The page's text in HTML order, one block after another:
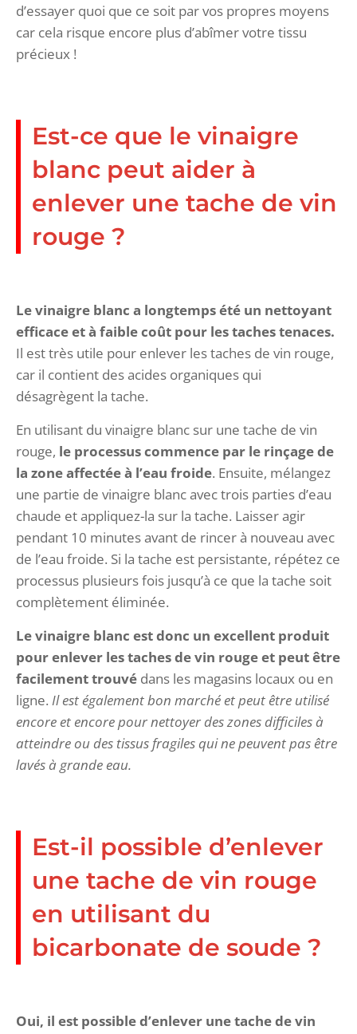
d’essayer quoi que ce soit par vos propres moyens
car cela risque encore plus d’abîmer votre tissu
précieux !
Est-ce que le vinaigre
blanc peut aider à
enlever une tache de vin
rouge ?
Le vinaigre blanc a longtemps été un nettoyant
efficace et à faible coût pour les taches tenaces.
Il est très utile pour enlever les taches de vin rouge,
car il contient des acides organiques qui
désagrègent la tache.
En utilisant du vinaigre blanc sur une tache de vin
rouge, le processus commence par le rinçage de
la zone affectée à l’eau froide. Ensuite, mélangez
une partie de vinaigre blanc avec trois parties d’eau
chaude et appliquez-la sur la tache. Laisser agir
pendant 10 minutes avant de rincer à nouveau avec
de l’eau froide. Si la tache est persistante, répétez ce
processus plusieurs fois jusqu’à ce que la tache soit
complètement éliminée.
Le vinaigre blanc est donc un excellent produit
pour enlever les taches de vin rouge et peut être
facilement trouvé dans les magasins locaux ou en
ligne. Il est également bon marché et peut être utilisé
encore et encore pour nettoyer des zones difficiles à
atteindre ou des tissus fragiles qui ne peuvent pas être
lavés à grande eau.
Est-il possible d’enlever
une tache de vin rouge
en utilisant du
bicarbonate de soude ?
Oui, il est possible d’enlever une tache de vin